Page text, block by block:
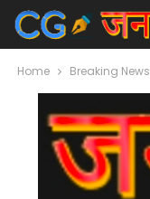
Home Breaking News